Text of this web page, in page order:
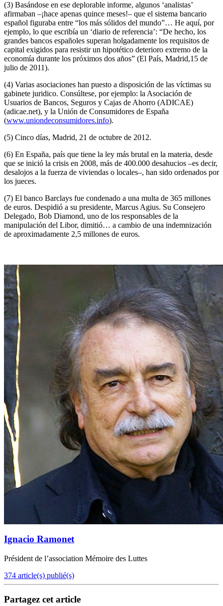
(3) Basándose en ese deplorable informe, algunos ‘analistas’
afirmaban –¡hace apenas quince meses!– que el sistema bancario
español figuraba entre “los más sólidos del mundo”… He aquí, por
ejemplo, lo que escribía un ‘diario de referencia’: “De hecho, los
grandes bancos españoles superan holgadamente los requisitos de
capital exigidos para resistir un hipotético deterioro extremo de la
economía durante los próximos dos años” (El País, Madrid,15 de
julio de 2011).
(4) Varias asociaciones han puesto a disposición de las víctimas su
gabinete juridico. Consúltese, por ejemplo: la Asociación de
Usuarios de Bancos, Seguros y Cajas de Ahorro (ADICAE)
(adicae.net), y la Unión de Consumidores de España
(www.uniondeconsumidores.info).
(5) Cinco días, Madrid, 21 de octubre de 2012.
(6) En España, país que tiene la ley más brutal en la materia, desde
que se inició la crisis en 2008, más de 400.000 desahucios –es decir,
desalojos a la fuerza de viviendas o locales–, han sido ordenados por
los jueces.
(7) El banco Barclays fue condenado a una multa de 365 millones
de euros. Despidió a su presidente, Marcus Agius. Su Consejero
Delegado, Bob Diamond, uno de los responsables de la
manipulación del Libor, dimitió… a cambio de una indemnización
de aproximadamente 2,5 millones de euros.
Ignacio Ramonet
Président de l’association Mémoire des Luttes
374 article(s) publié(s)
Partagez cet article